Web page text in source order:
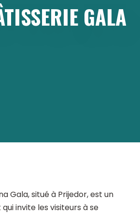
GALA
Gala, situé à Prijedor, est un
invite les visiteurs à se